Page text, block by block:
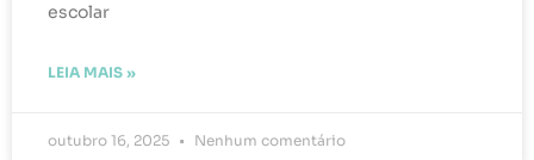
escolar
LEIA MAIS »
outubro 16, 2025 Nenhum comentário